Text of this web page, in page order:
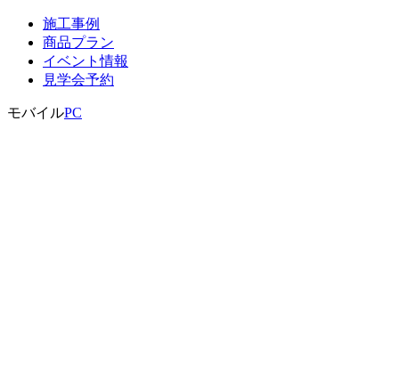
施工事例
商品プラン
イベント情報
見学会予約
モバイルPC